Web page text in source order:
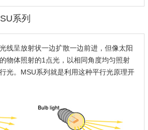
系列
线呈放射状一边扩散一边前进，但像太阳
物体照射的1点光，以相同角度均匀照射
光。MSU系列就是利用这种平行光原理开